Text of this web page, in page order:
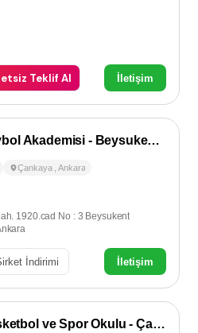
Teklif Al İletişim
Filenin Yıldızları Voleybol Akademisi - Beysukent / Çayyolu
Çankaya ,Ankara
1920.cad No : 3 Beysukent
İndirimi İletişim
Hidayet Türkoğlu Basketbol ve Spor Okulu - Çankaya